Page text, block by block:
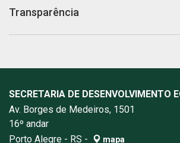
Transparência
SECRETARIA DE DESENVOLVIMENTO
Av. Borges de Medeiros, 1501
16º andar
Porto Alegre - RS -
mapa